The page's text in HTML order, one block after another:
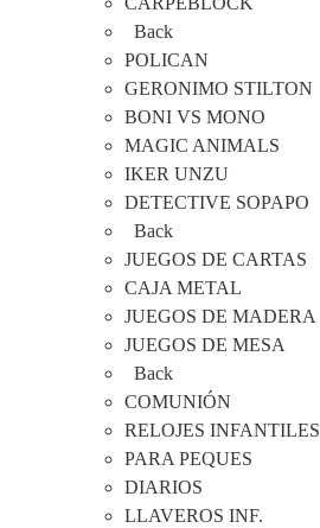
Back
POLICAN
GERONIMO STILTON
BONI VS MONO
MAGIC ANIMALS
IKER UNZU
DETECTIVE SOPAPO
Back
JUEGOS DE CARTAS
CAJA METAL
JUEGOS DE MADERA
JUEGOS DE MESA
Back
COMUNIÓN
RELOJES INFANTILES
PARA PEQUES
DIARIOS
LLAVEROS INF.